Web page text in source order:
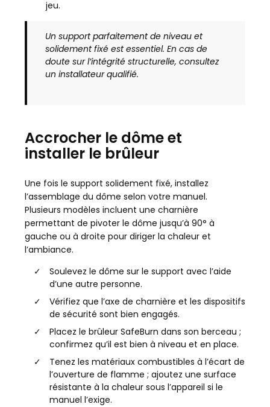
jeu.
Un support parfaitement de niveau et
solidement fixé est essentiel. En cas de
doute sur l’intégrité structurelle, consultez
un installateur qualifié.
Accrocher le dôme et
installer le brûleur
Une fois le support solidement fixé, installez
l’assemblage du dôme selon votre manuel.
Plusieurs modèles incluent une charnière
permettant de pivoter le dôme jusqu’à 90° à
gauche ou à droite pour diriger la chaleur et
l’ambiance.
Soulevez le dôme sur le support avec l’aide
d’une autre personne.
Vérifiez que l’axe de charnière et les dispositifs
de sécurité sont bien engagés.
Placez le brûleur SafeBurn dans son berceau ;
confirmez qu’il est bien à niveau et en place.
Tenez les matériaux combustibles à l’écart de
l’ouverture de flamme ; ajoutez une surface
résistante à la chaleur sous l’appareil si le
manuel l’exige.